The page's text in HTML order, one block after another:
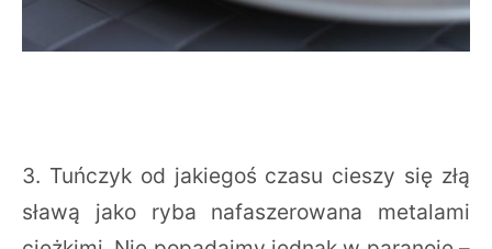
3. Tuńczyk od jakiegoś czasu cieszy się złą
sławą jako ryba nafaszerowana metalami